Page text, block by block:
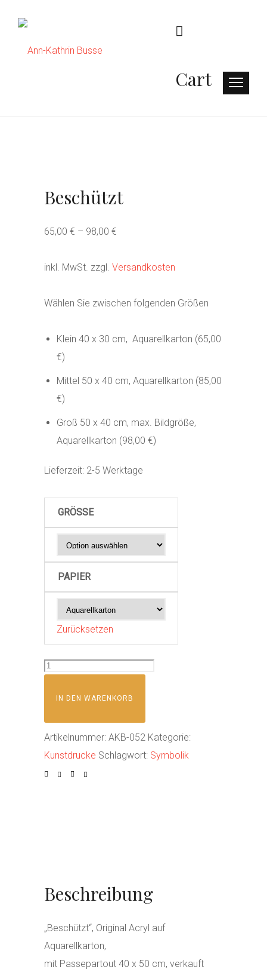
Cart
Beschützt
65,00 € – 98,00 €
inkl. MwSt. zzgl. Versandkosten
Wählen Sie zwischen folgenden Größen
Klein 40 x 30 cm, Aquarellkarton (65,00
€)
Mittel 50 x 40 cm, Aquarellkarton (85,00
€)
Groß 50 x 40 cm, max. Bildgröße,
Aquarellkarton (98,00 €)
Lieferzeit: 2-5 Werktage
GRÖSSE
PAPIER
Zurücksetzen
B
h
ü
t
e
IN DEN WARENKORB
Artikelnummer: AKB-052 Kategorie:
Kunstdrucke Schlagwort: Symbolik
Beschreibung
„Beschützt“, Original Acryl auf
Aquarellkarton,
mit Passepartout 40 x 50 cm, verkauft